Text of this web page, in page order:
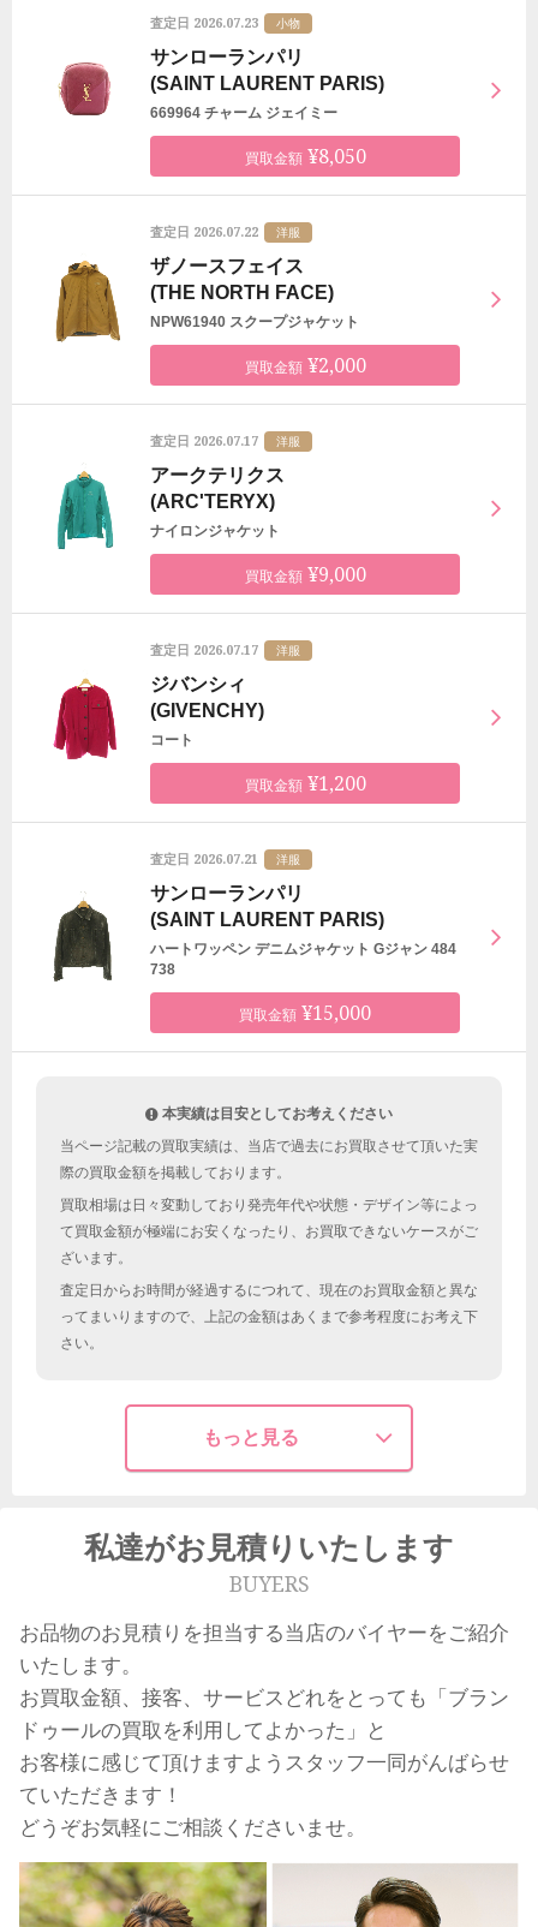
査定日 2026.07.23 小物
サンローランパリ
(SAINT LAURENT PARIS)
669964 チャーム ジェイミー
買取金額¥8,050
査定日 2026.07.22 洋服
ザノースフェイス
(THE NORTH FACE)
NPW61940 スクープジャケット
買取金額¥2,000
査定日 2026.07.17 洋服
アークテリクス
(ARC'TERYX)
ナイロンジャケット
買取金額¥9,000
査定日 2026.07.17 洋服
ジバンシィ
(GIVENCHY)
コート
買取金額¥1,200
査定日 2026.07.21 洋服
サンローランパリ
(SAINT LAURENT PARIS)
ハートワッペン デニムジャケット Gジャン 484
738
買取金額 ¥15,000
本実績は目安としてお考えください
当ページ記載の買取実績は、当店で過去にお買取させて頂いた実
際の買取金額を掲載しております。
買取相場は日々変動しており発売年代や状態・デザイン等によっ
て買取金額が極端にお安くなったり、お買取できないケースがご
ざいます。
査定日からお時間が経過するにつれて、現在のお買取金額と異な
ってまいりますので、上記の金額はあくまで参考程度にお考え下
さい。
もっと見る
私達がお見積りいたします
BUYERS
お品物のお見積りを担当する当店のバイヤーをご紹介
いたします。
お買取金額、接客、サービスどれをとっても「ブラン
ドゥールの買取を利用してよかった」と
お客様に感じて頂けますようスタッフ一同がんばらせ
ていただきます！
どうぞお気軽にご相談くださいませ。